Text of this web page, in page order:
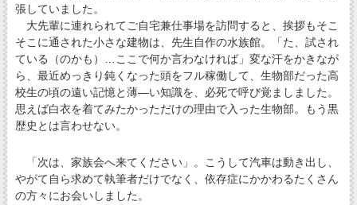
張していました。
大先輩に連れられてご自宅兼仕事場を訪問すると、挨拶もそこ
そこに通された小さな建物は、先生自作の水族館。「た、試され
ている（のかも）…ここで何か言わなければ」変な汗をかきなが
ら、最近めっきり鈍くなった頭をフル稼働して、生物部だった高
校生の頃の遠い記憶と薄―い知識を、必死で呼び覚ましました。
思えば白衣を着てみたかっただけの理由で入った生物部。もう黒
歴史とは言わせない。
「次は、家族会へ来てください」。こうして汽車は動き出し、
やがて自ら求めて執筆者だけでなく、依存症にかかわるたくさん
の方々にお会いしました。